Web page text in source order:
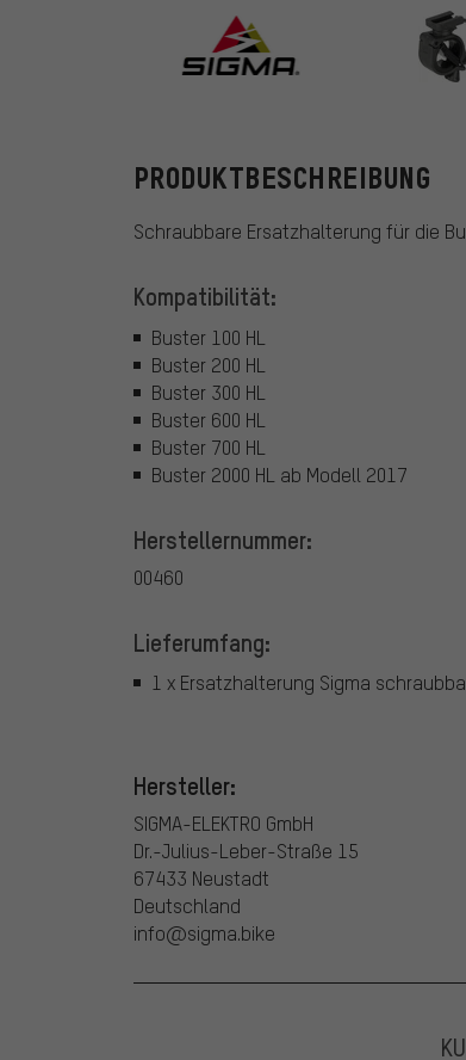
Sigma
PRODUKTBESCHREIBUNG
Schraubbare Ersatzhalterung für die
Kompatibilität:
Buster 100 HL
Buster 200 HL
Buster 300 HL
Buster 600 HL
Buster 700 HL
Buster 2000 HL ab Modell 2017
Herstellernummer:
00460
Lieferumfang:
1 x Ersatzhalterung Sigma
Hersteller:
SIGMA-ELEKTRO GmbH
Dr.-Julius-Leber-Straße 15
67433 Neustadt
Deutschland
info@sigma.bike